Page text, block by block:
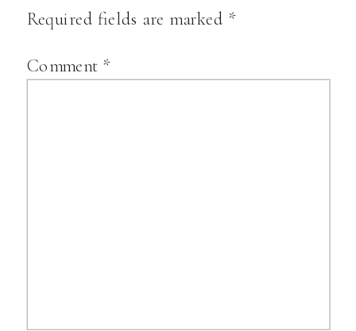
Required fields are marked *
Comment *